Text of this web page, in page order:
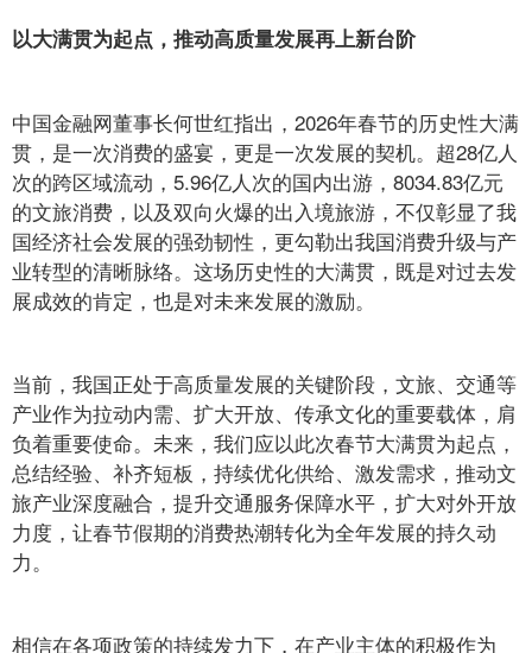
以大满贯为起点，推动高质量发展再上新台阶
中国金融网董事长何世红指出，2026年春节的历史性大满
贯，是一次消费的盛宴，更是一次发展的契机。超28亿人
次的跨区域流动，5.96亿人次的国内出游，8034.83亿元
的文旅消费，以及双向火爆的出入境旅游，不仅彰显了我
国经济社会发展的强劲韧性，更勾勒出我国消费升级与产
业转型的清晰脉络。这场历史性的大满贯，既是对过去发
展成效的肯定，也是对未来发展的激励。
当前，我国正处于高质量发展的关键阶段，文旅、交通等
产业作为拉动内需、扩大开放、传承文化的重要载体，肩
负着重要使命。未来，我们应以此次春节大满贯为起点，
总结经验、补齐短板，持续优化供给、激发需求，推动文
旅产业深度融合，提升交通服务保障水平，扩大对外开放
力度，让春节假期的消费热潮转化为全年发展的持久动
力。
相信在各项政策的持续发力下，在产业主体的积极作为